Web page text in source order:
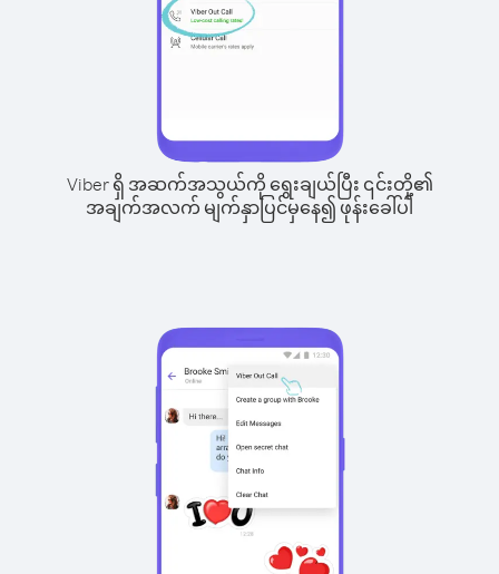
Viber ရှိ အဆက်အသွယ်ကို ရွေးချယ်ပြီး ၎င်းတို့၏
အချက်အလက် မျက်နှာပြင်မှနေ၍ ဖုန်းခေါ်ပါ